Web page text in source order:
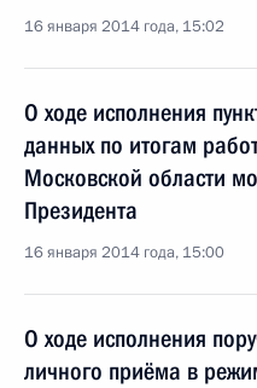
16 января 2014 года, 15:02
О ходе исполнения
данных по итогам
Московской области
Президента
16 января 2014 года, 15:00
О ходе исполнения
личного приёма в